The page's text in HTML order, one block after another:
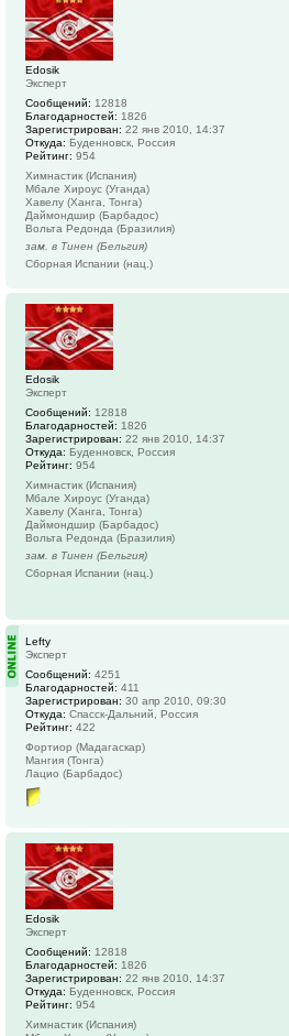
Edosik
Эксперт
Сообщений: 12818
Благодарностей: 1826
Зарегистрирован: 22 янв 2010, 14:37
Откуда: Буденновск, Россия
Рейтинг: 954
Химнастик (Испания)
Мбале Хироус (Уганда)
Хавелу (Ханга, Тонга)
Даймондшир (Барбадос)
Вольта Редонда (Бразилия)
зам. в Тинен (Бельгия)
Сборная Испании (нац.)
Edosik
Эксперт
Сообщений: 12818
Благодарностей: 1826
Зарегистрирован: 22 янв 2010, 14:37
Откуда: Буденновск, Россия
Рейтинг: 954
Химнастик (Испания)
Мбале Хироус (Уганда)
Хавелу (Ханга, Тонга)
Даймондшир (Барбадос)
Вольта Редонда (Бразилия)
зам. в Тинен (Бельгия)
Сборная Испании (нац.)
Lefty
Эксперт
Сообщений: 4251
Благодарностей: 411
Зарегистрирован: 30 апр 2010, 09:30
Откуда: Спасск-Дальний, Россия
Рейтинг: 422
Фортиор (Мадагаскар)
Мангия (Тонга)
Лацио (Барбадос)
Edosik
Эксперт
Сообщений: 12818
Благодарностей: 1826
Зарегистрирован: 22 янв 2010, 14:37
Откуда: Буденновск, Россия
Рейтинг: 954
Химнастик (Испания)